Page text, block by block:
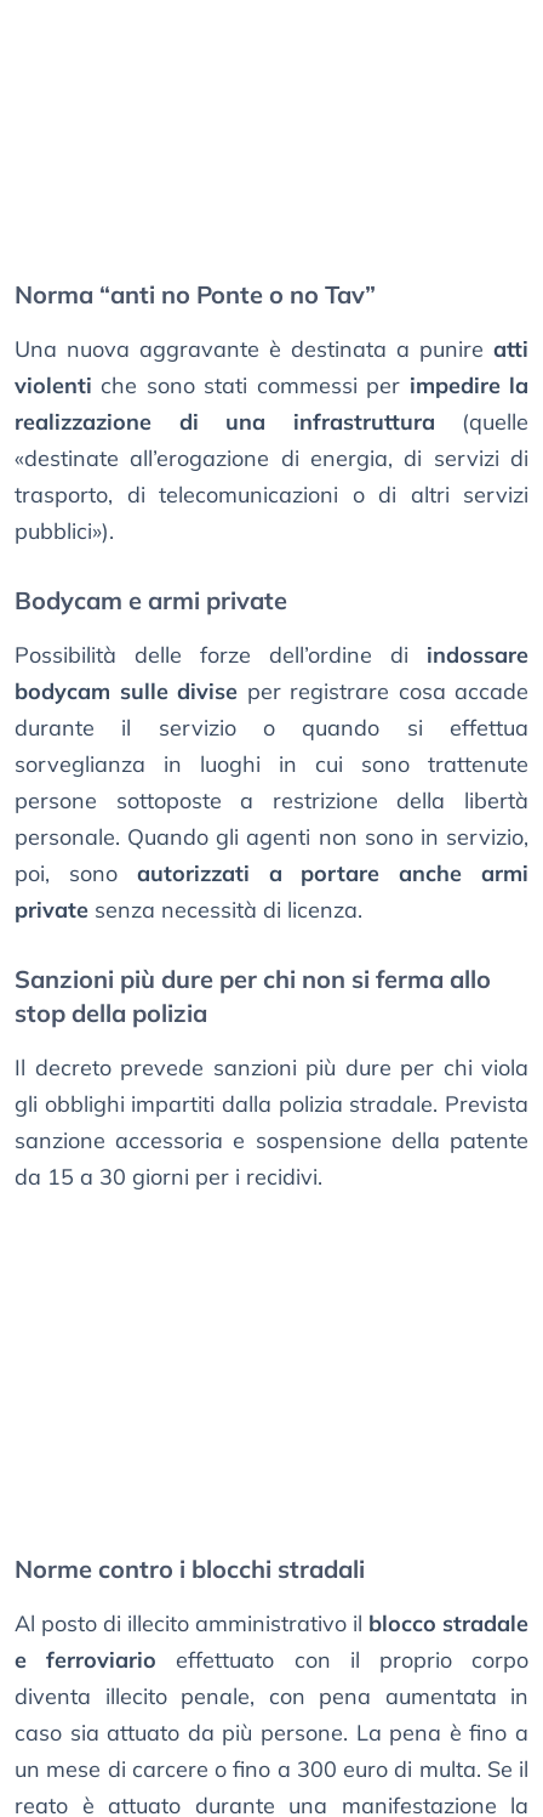
Norma “anti no Ponte o no Tav”
Una nuova aggravante è destinata a punire atti
violenti che sono stati commessi per impedire la
realizzazione di una infrastruttura (quelle
«destinate all’erogazione di energia, di servizi di
trasporto, di telecomunicazioni o di altri servizi
pubblici»).
Bodycam e armi private
Possibilità delle forze dell’ordine di indossare
bodycam sulle divise per registrare cosa accade
durante il servizio o quando si effettua
sorveglianza in luoghi in cui sono trattenute
persone sottoposte a restrizione della libertà
personale. Quando gli agenti non sono in servizio,
poi, sono autorizzati a portare anche armi
private senza necessità di licenza.
Sanzioni più dure per chi non si ferma allo
stop della polizia
Il decreto prevede sanzioni più dure per chi viola
gli obblighi impartiti dalla polizia stradale. Prevista
sanzione accessoria e sospensione della patente
da 15 a 30 giorni per i recidivi.
Norme contro i blocchi stradali
Al posto di illecito amministrativo il blocco stradale
e ferroviario effettuato con il proprio corpo
diventa illecito penale, con pena aumentata in
caso sia attuato da più persone. La pena è fino a
un mese di carcere o fino a 300 euro di multa. Se il
reato è attuato durante una manifestazione la